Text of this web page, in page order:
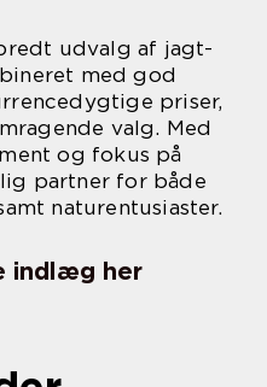
udvalg af jagt-
med god
priser,
valg. Med
og fokus på
partner for både
naturentusiaster.
indlæg her